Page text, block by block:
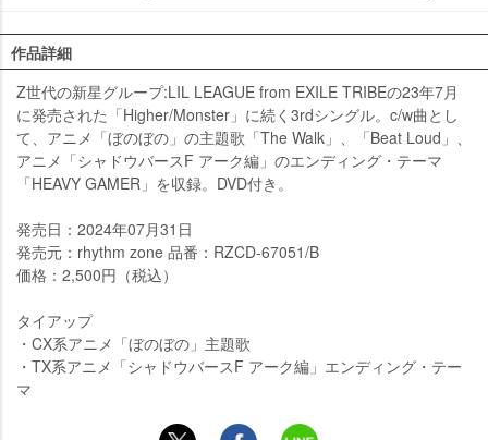
作品詳細
Z世代の新星グループ:LIL LEAGUE from EXILE TRIBEの23年7月
に発売された「Higher/Monster」に続く3rdシングル。c/w曲とし
て、アニメ「ぼのぼの」の主題歌「The Walk」、「Beat Loud」、
アニメ「シャドウバースF アーク編」のエンディング・テーマ
「HEAVY GAMER」を収録。DVD付き。
発売日：2024年07月31日
発売元：rhythm zone 品番：RZCD-67051/B
価格：2,500円（税込）
タイアップ
・CX系アニメ「ぼのぼの」主題歌
・TX系アニメ「シャドウバースF アーク編」エンディング・テー
マ